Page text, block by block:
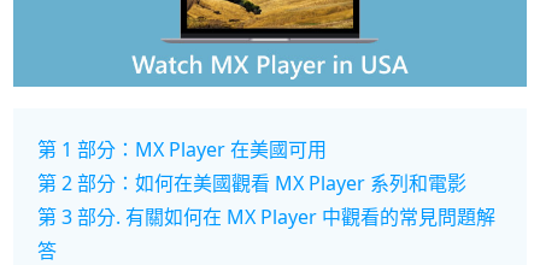
第 1 部分：MX Player 在美國可用
第 2 部分：如何在美國觀看 MX Player 系列和電影
第 3 部分. 有關如何在 MX Player 中觀看的常見問題解
答